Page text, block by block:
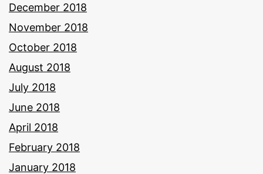
December 2018
November 2018
October 2018
August 2018
July 2018
June 2018
April 2018
February 2018
January 2018